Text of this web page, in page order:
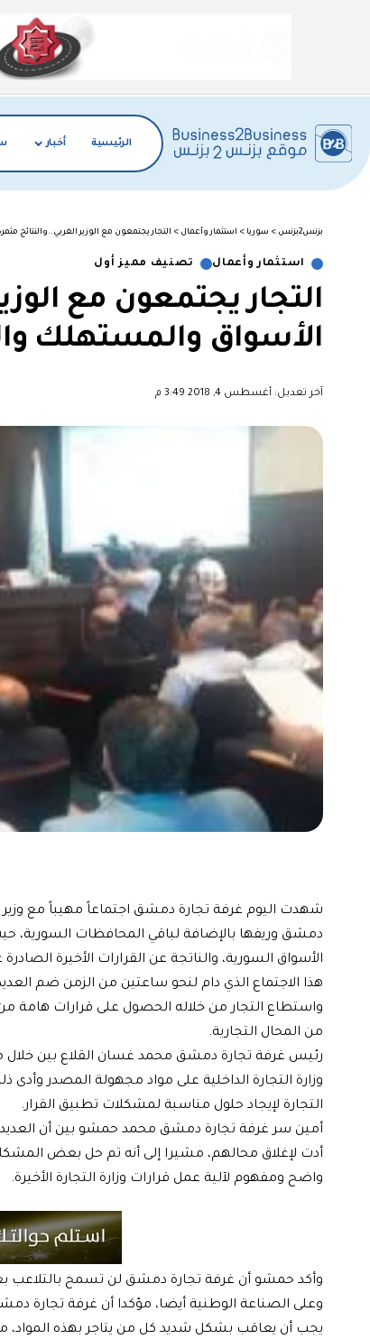
الرئيسية أخبار
بزنس2بزنس > سوريا > استثمار وأعمال > التجار يجتمعون مع الوزير الغربي..والنتائج
استثمار وأعمال تصنيف مميز أول
التجار يجتمعون مع
الأسواق والمستهلك
آخر تعديل: أغسطس 4, 2018 3:49 م
شهدت اليوم غرفة تجارة دمشق اجتماعاً مهيباً مع وزير
دمشق وريفها بالإضافة لباقي المحافظات السورية،
الأسواق السورية، والناتجة عن القرارات الأخيرة
هذا الاجتماع الذي دام لنحو ساعتين من الزمن ضم
واستطاع التجار من خلاله الحصول على قرارات هامة
من المحال التجارية.
رئيس غرفة تجارة دمشق محمد غسان القلاع بين خلال
وزارة التجارة الداخلية على مواد مجهولة المصدر وأدى
التجارة لإيجاد حلول مناسبة لمشكلات تطبيق القرار.
أمين سر غرفة تجارة دمشق محمد حمشو بين أن العديد
أدت لإغلاق محالهم، مشيرا إلى أنه تم حل بعض
واضح ومفهوم لآلية عمل قرارات وزارة التجارة الأخيرة.
وأكد حمشو أن غرفة تجارة دمشق لن تسمح بالتلاعب
وعلى الصناعة الوطنية أيضا، مؤكدا أن غرفة تجارة
يجب أن يعاقب بشكل شديد كل من يتاجر بهذه المواد،